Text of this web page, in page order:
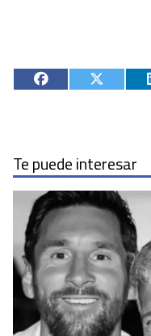
Te puede interesar